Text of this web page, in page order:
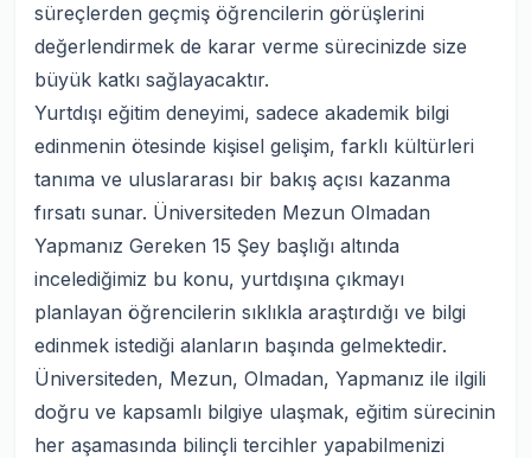
süreçlerden geçmiş öğrencilerin görüşlerini
değerlendirmek de karar verme sürecinizde size
büyük katkı sağlayacaktır.
Yurtdışı eğitim deneyimi, sadece akademik bilgi
edinmenin ötesinde kişisel gelişim, farklı kültürleri
tanıma ve uluslararası bir bakış açısı kazanma
fırsatı sunar. Üniversiteden Mezun Olmadan
Yapmanız Gereken 15 Şey başlığı altında
incelediğimiz bu konu, yurtdışına çıkmayı
planlayan öğrencilerin sıklıkla araştırdığı ve bilgi
edinmek istediği alanların başında gelmektedir.
Üniversiteden, Mezun, Olmadan, Yapmanız ile ilgili
doğru ve kapsamlı bilgiye ulaşmak, eğitim sürecinin
her aşamasında bilinçli tercihler yapabilmenizi